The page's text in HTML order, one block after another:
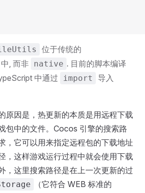
位于传统的
中, 而非 native . 目前的脚本编译
中通过
import 导入
原因是，热更新的本质是用远程下载
包中的文件。Cocos 引擎的搜索路
，它可以用来指定远程包的下载地址
，这样游戏运行过程中就会使用下载
，这里搜索路径是在上一次更新的过
（它符合 WEB 标准的